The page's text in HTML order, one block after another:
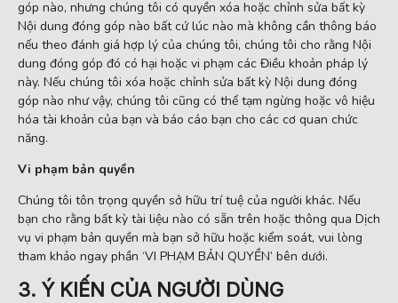
góp nào, nhưng chúng tôi có quyền xóa hoặc chỉnh sửa bất kỳ
Nội dung đóng góp nào bất cứ lúc nào mà không cần thông báo
nếu theo đánh giá hợp lý của chúng tôi, chúng tôi cho rằng Nội
dung đóng góp đó có hại hoặc vi phạm các Điều khoản pháp lý
này. Nếu chúng tôi xóa hoặc chỉnh sửa bất kỳ Nội dung đóng
góp nào như vậy, chúng tôi cũng có thể tạm ngừng hoặc vô hiệu
hóa tài khoản của bạn và báo cáo bạn cho các cơ quan chức
năng.
Vi phạm bản quyền
Chúng tôi tôn trọng quyền sở hữu trí tuệ của người khác. Nếu
bạn cho rằng bất kỳ tài liệu nào có sẵn trên hoặc thông qua Dịch
vụ vi phạm bản quyền mà bạn sở hữu hoặc kiểm soát, vui lòng
tham khảo ngay phần ‘VI PHẠM BẢN QUYỀN’ bên dưới.
3. Ý KIẾN CỦA NGƯỜI DÙNG